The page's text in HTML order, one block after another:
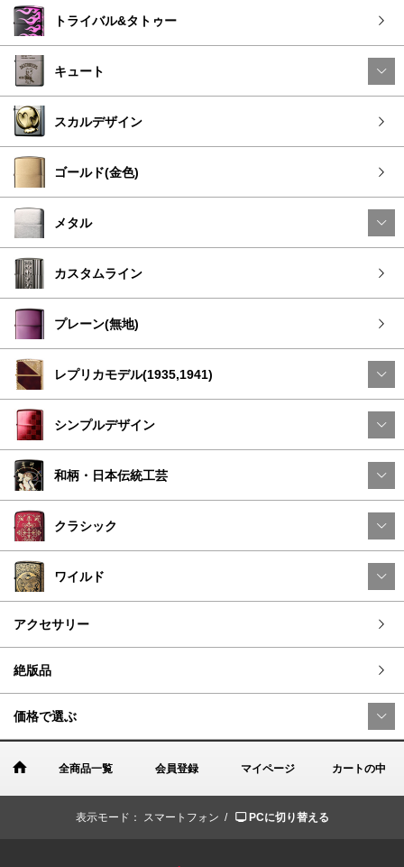
トライバル&タトゥー
キュート
スカルデザイン
ゴールド(金色)
メタル
カスタムライン
プレーン(無地)
レプリカモデル(1935,1941)
シンプルデザイン
和柄・日本伝統工芸
クラシック
ワイルド
アクセサリー
絶版品
価格で選ぶ
全商品一覧 会員登録 マイページ カートの中
表示モード： スマートフォン / PCに切り替える